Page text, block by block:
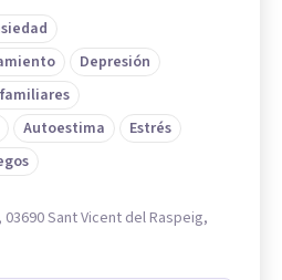
Depresión
Autoestima
Estrés
Sant Vicent del Raspeig,